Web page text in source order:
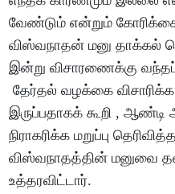
வேண்டும் என்றும்
விஸ்வநாதன் மனு தாக்கல்
இன்று விசாரணைக்கு
தேர்தல் வழக்கை
இருப்பதாகக் கூறி ,
நிராகரிக்க மறுப்பு
விஸ்வநாதத்தின் மனுவை
உத்தரவிட்டார்.